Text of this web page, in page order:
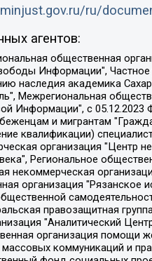
ru/
агентов:
организация "Институт прав человека", Городская общественная организация "Екатеринбургское общество "МЕМОРИАЛ", Городская общественная организация "Рязанское историко-просветительское и правозащитное общество "Мемориал" (Рязанский Мемориал), Челябинский региональный орган общественной самодеятельности – женское общественное объединение "Женщины Евразии", Челябинский региональный орган общественной самодеятельности "Уральская правозащитная группа", Фонд содействия защите здоровья и социальной справедливости имени Андрея Рылькова, Автономная Некоммерческая Организация "Аналитический Центр Юрия Левады", Автономная некоммерческая организация социальной поддержки населения "Проект Апрель", Региональная общественная организация помощи женщинам и детям, находящимся в кризисной ситуации "Информационно-методический центр "Анна", Фонд содействия развитию массовых коммуникаций и правовому просвещению "Так-так-Так", Фонд содействия устойчивому развитию "Серебряная тайга", Свердловский региональный общественный фонд социальных проектов "Новое время", "Idel.Реалии", Кавказ.Реалии, Крым.Реалии, Телеканал Настоящее Время, Татаро-башкирская служба Радио Свобода (Azatliq Radiosi), Радио Свободная Европа/Радио Свобода (PCE/PC), "Сибирь.Реалии", "Фактограф", Благотворительный фонд помощи осужденным и их семьям, Автономная некоммерческая организация "Институт глобализации и социальных движений", Фонд "В защиту прав заключенных", Частное учреждение "Центр поддержки и содействия развитию средств массовой информации", Пензенский региональный общественный благотворительный фонд "Гражданский союз", "Север.Реалии", Некоммерческая организация Фонд "Правовая инициатива", Общество с ограниченной